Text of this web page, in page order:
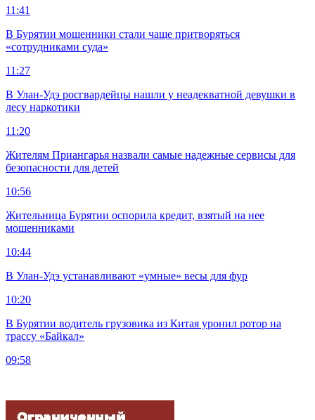
11:41
В Бурятии мошенники стали чаще притворяться
«сотрудниками суда»
11:27
В Улан-Удэ росгвардейцы нашли у неадекватной девушки в
лесу наркотики
11:20
Жителям Приангарья назвали самые надежные сервисы для
безопасности для детей
10:56
Жительница Бурятии оспорила кредит, взятый на нее
мошенниками
10:44
В Улан-Удэ устанавливают «умные» весы для фур
10:20
В Бурятии водитель грузовика из Китая уронил ротор на
трассу «Байкал»
09:58